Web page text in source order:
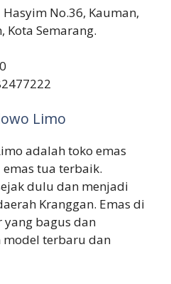
Hasyim No.36, Kauman,
Kota Semarang.
Limo
adalah toko emas
tua terbaik.
dulu dan menjadi
Kranggan. Emas di
bagus dan
model terbaru dan